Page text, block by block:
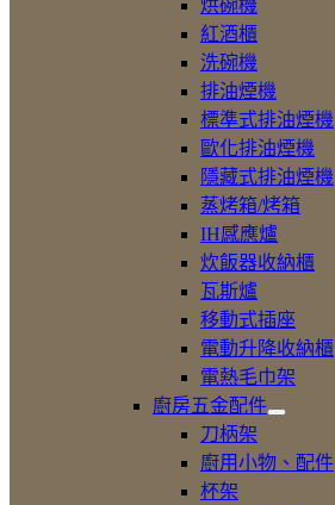
開
家
用
電
器
烘碗機
紅酒櫃
洗碗機
排油煙機
標準式排油煙機
歐化排油煙機
隱藏式排油煙機
蒸烤箱/烤箱
IH感應爐
炊飯器收納櫃
瓦斯爐
移動式插座
電動升降收納櫃
電熱毛巾架
廚房五金配件
廚
刀柄架
廚用小物、配件
杯架